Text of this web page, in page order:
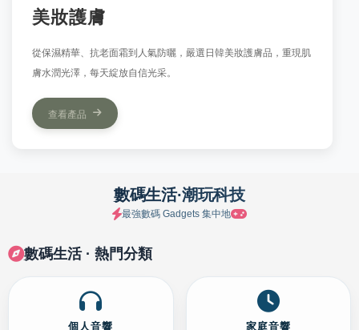
美妝護膚
從保濕精華、抗老面霜到人氣防曬，嚴選日韓美妝護膚品，重現肌
膚水潤光澤，每天綻放自信光采。
查看產品
數碼生活·潮玩科技
最強數碼 Gadgets 集中地
數碼生活 · 熱門分類
個人音響 家庭音響